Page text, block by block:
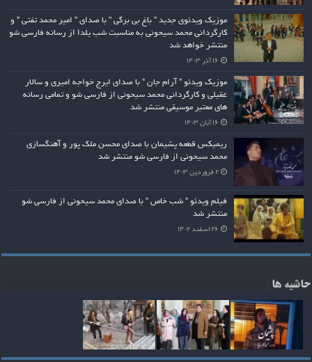
موزیک ویدئوی جدید ” باغ بی برگی ” با صدای ” امیر محمد تفتی ” و
کارگردانی محمد سیحونی به مناسبت شب یلدا از رسانه فارسی شو
منتشر خواهد شد
۱۶ آذر ۱۴۰۳
موزیک ویدئو ” آرام جان ” با صدای ایرج خواجه امیری و سالار
عقیلی و کارگردانی محمد سیحونی از فارسی شو و تمامی رسانه
های معتبر موسیقی منتشر شد
۱۶ آبان ۱۴۰۳
ریمیکس قطعه پشیمان با صدای محسن ملک پور و آهنگسازی
محمد سیحونی از فارسی شو منتشر شد
۲ فروردین ۱۴۰۳
فیلم ویدئو ” شب خاص ” با صدای محمد سیحونی از فارسی شو
منتشر شد
۲۶ اسفند ۱۴۰۲
حاشیه ها